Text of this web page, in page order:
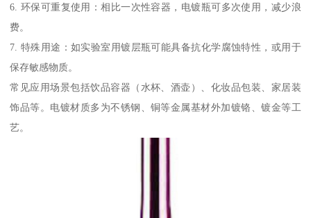
6. 环保可重复使用：相比一次性容器，电镀瓶可多次使用，减少浪
费。
7. 特殊用途：如实验室用镀层瓶可能具备抗化学腐蚀特性，或用于
保存敏感物质。
常见应用场景包括饮品容器（水杯、酒壶）、化妆品包装、家居装
饰品等。电镀材质多为不锈钢、铜等金属基材外加镀铬、镀金等工
艺。